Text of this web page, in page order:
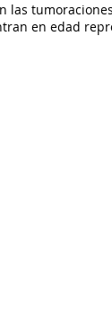
las
en edad